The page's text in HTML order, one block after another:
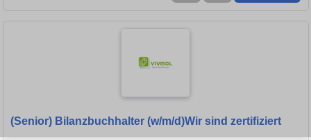
(Senior) Bilanzbuchhalter (w/m/d)Wir sind zertifiziert